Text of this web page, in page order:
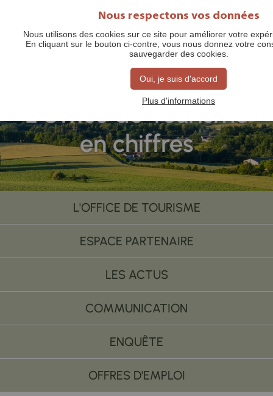
L'Office de Tourisme
en chiffres
L'OFFICE DE TOURISME
ESPACE PARTENAIRE
LES ACTUS
COMMUNICATION
ENQUÊTE
OFFRES D'EMPLOI
Nous respectons vos données
Nous utilisons des cookies sur ce site pour améliorer votre
En cliquant sur le bouton ci-contre, vous nous donnez votre
sauvegarder des cookies.
Oui, je suis d'accord
Plus d'informations